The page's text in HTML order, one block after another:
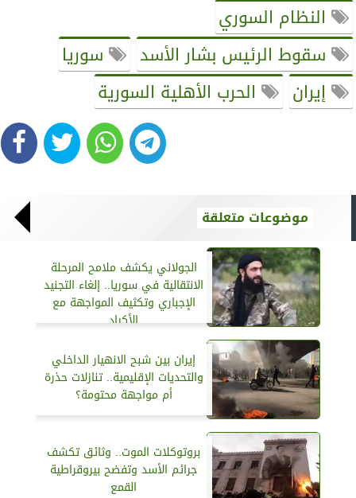
النظام السوري
سقوط الرئيس بشار الأسد
سوريا
إيران
الحرب الأهلية السورية
موضوعات متعلقة
الجولاني يكشف ملامح المرحلة
الانتقالية في سوريا.. إلغاء التجنيد
الإجباري وتكثيف المواجهة مع
الأكراد
إيران بين شبح الانهيار الداخلي
والتحديات الإقليمية.. تنازلات حذرة
أم مواجهة محتومة؟
بروتوكلات الموت.. وثائق تكشف
جرائم الأسد وتفضح بيروقراطية
القمع